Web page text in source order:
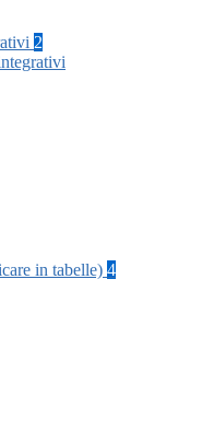
2
in tabelle) 4